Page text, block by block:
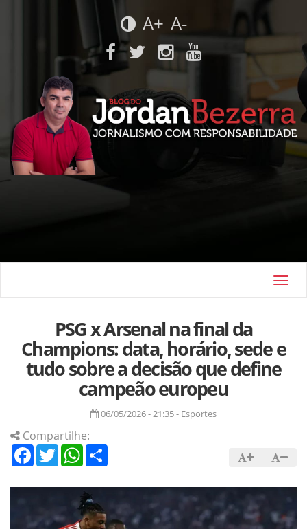
A+ A-
PSG x Arsenal na final da
Champions: data, horário, sede e
tudo sobre a decisão que define
campeão europeu
06/05/2026 - 21:35 - Esportes
Compartilhe:
Facebook
TwitterWhatsApp